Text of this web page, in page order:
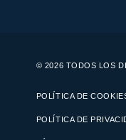
© 2026 TODOS LOS
POLÍTICA DE
POLÍTICA DE